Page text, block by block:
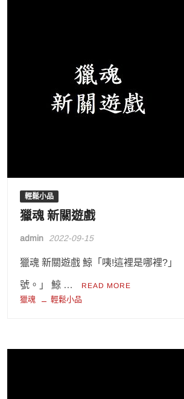
輕鬆小品
獵魂 新關遊戲
admin 2022-09-15
獵魂 新關遊戲 鯨「咦!這裡是哪裡?」
號。」 鯨 … READ MORE
獵魂 輕鬆小品